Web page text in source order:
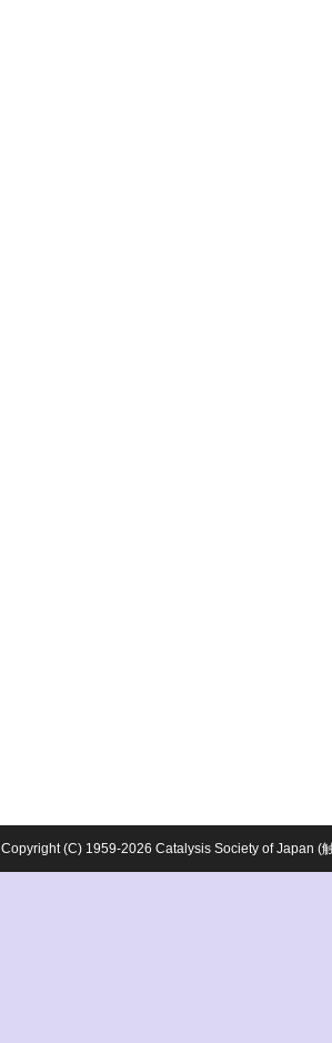
Copyright (C) 1959-2026 Catalysis Society of Japan (